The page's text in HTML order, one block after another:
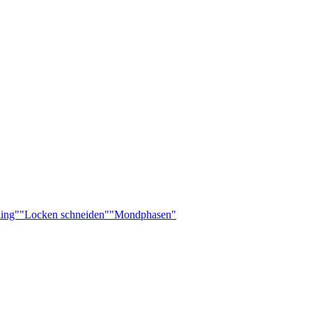
"Locken schneiden""Mondphasen"